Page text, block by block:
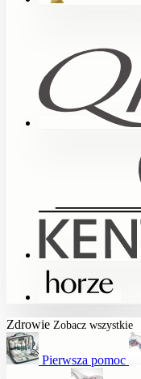
Zdrowie Zobacz wszystkie
Pierwsza pomoc